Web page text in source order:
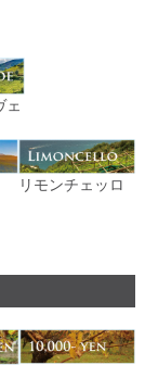
ェ
リモンチェッロ